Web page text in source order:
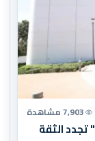
7,903 مشاهدة
تجدد الثقة